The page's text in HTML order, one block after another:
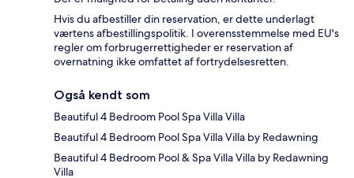
Hvis du afbestiller din reservation, er dette underlagt
værtens afbestillingspolitik. I overensstemmelse med EU's
regler om forbrugerrettigheder er reservation af
overnatning ikke omfattet af fortrydelsesretten.
Også kendt som
Beautiful 4 Bedroom Pool Spa Villa Villa
Beautiful 4 Bedroom Pool Spa Villa Villa by Redawning
Beautiful 4 Bedroom Pool & Spa Villa Villa by Redawning
Villa